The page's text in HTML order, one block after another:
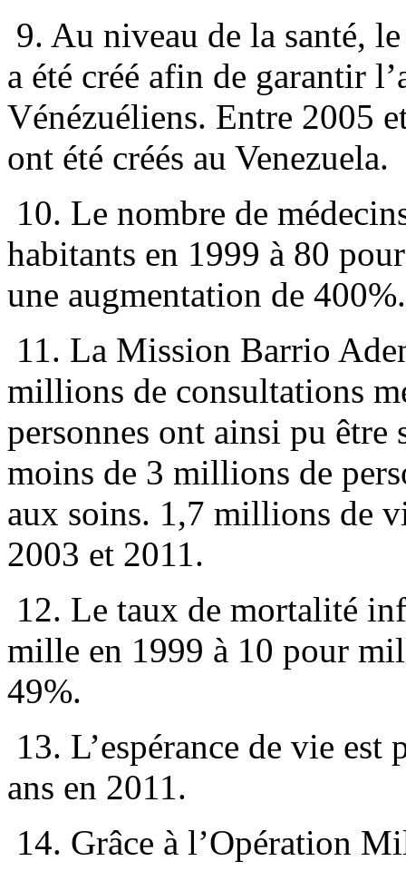
9. Au niveau de la santé,
a été créé afin de garantir
Vénézuéliens. Entre 2005
ont été créés au Venezuela.
10. Le nombre de
habitants en 1999 à 80
une augmentation de 400%.
11. La Mission Barrio
millions de consultations
personnes ont ainsi pu être
moins de 3 millions de
aux soins. 1,7 millions de
2003 et 2011.
12. Le taux de mortalité
mille en 1999 à 10 pour
49%.
13. L’espérance de vie est
ans en 2011.
14. Grâce à l’Opération